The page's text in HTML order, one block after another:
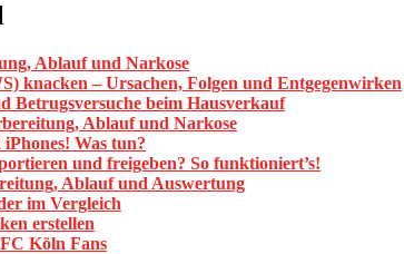
Ablauf und Narkose
knacken – Ursachen, Folgen und Entgegenwirken
Betrugsversuche beim Hausverkauf
Ablauf und Narkose
Was tun?
und freigeben? So funktioniert’s!
Ablauf und Auswertung
im Vergleich
erstellen
Köln Fans